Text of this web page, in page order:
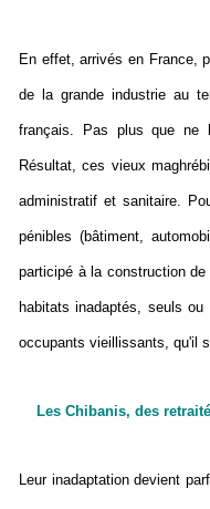
En effet, arrivés en France,
de la grande industrie au
français. Pas plus que ne
Résultat, ces vieux
administratif et sanitaire.
pénibles (bâtiment,
participé à la construction
habitats inadaptés, seuls
occupants vieillissants, qu'il
Les Chibanis, des
Leur inadaptation devient